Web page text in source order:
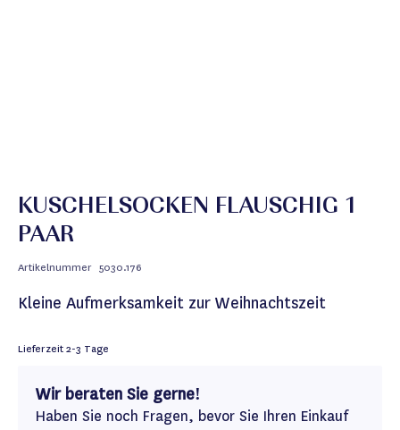
KUSCHELSOCKEN FLAUSCHIG 1
PAAR
Artikelnummer 5030.176
Kleine Aufmerksamkeit zur Weihnachtszeit
Lieferzeit2-3 Tage
Wir beraten Sie gerne!
Haben Sie noch Fragen, bevor Sie Ihren Einkauf